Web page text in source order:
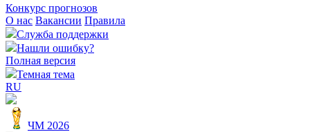
Конкурс прогнозов
О нас Вакансии Правила
Служба поддержки
Нашли ошибку?
Полная версия
Темная тема
RU
ЧМ 2026